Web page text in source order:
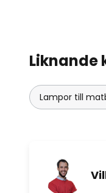
Liknande
Lampor till